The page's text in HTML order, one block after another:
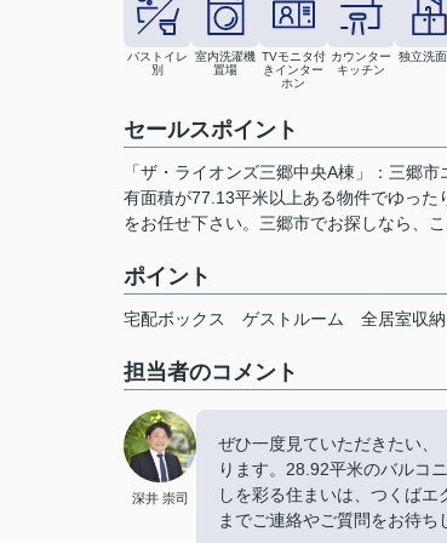
バストイレ
別
室内洗濯機
置場
TVモニタ付
きインター
ホン
カウンター
キッチン
独立洗
セールスポイント
「ザ・ライオンズ三郷中央A棟」：三郷
有面積が77.13平米以上ある物件でゆっ
をお任せ下さい。三郷市でお探しなら、
ポイント
宅配ボックス ゲストルーム 全居室収納
担当者のコメント
深井 崇司
ぜひ一度見ていただきたい、
ります。28.92平米のバルコ
しを彩る住まいは、つくば
までご連絡やご質問をお待ち